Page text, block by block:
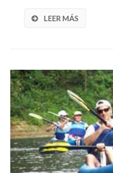
LEER MÁS